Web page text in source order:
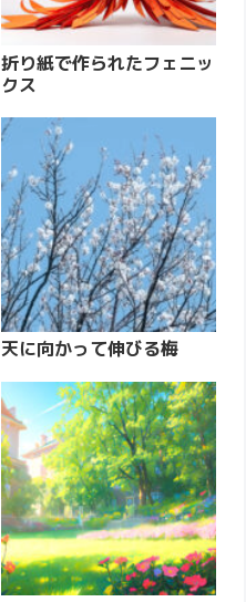
折り紙で作られたフェニッ
クス
天に向かって伸びる梅